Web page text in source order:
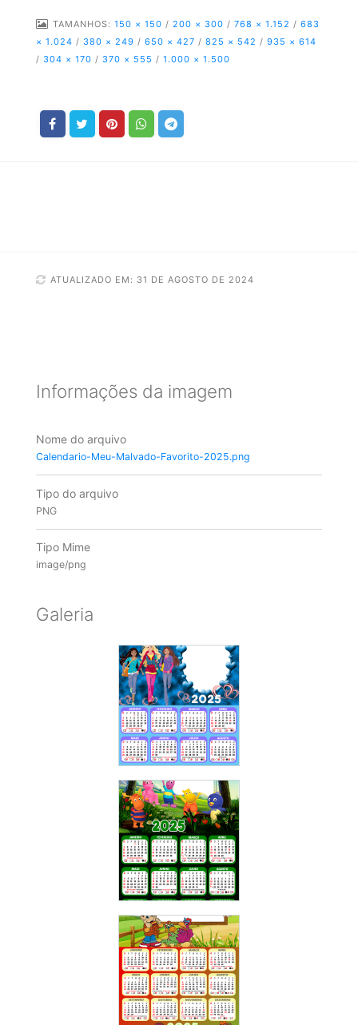
TAMANHOS: 150 × 150 / 200 × 300 / 768 × 1.152 / 683
× 1.024 / 380 × 249 / 650 × 427 / 825 × 542 / 935 × 614
/ 304 × 170 / 370 × 555 / 1.000 × 1.500
ATUALIZADO EM: 31 DE AGOSTO DE 2024
Informações da imagem
Nome do arquivo
Calendario-Meu-Malvado-Favorito-2025.png
Tipo do arquivo
PNG
Tipo Mime
image/png
Galeria